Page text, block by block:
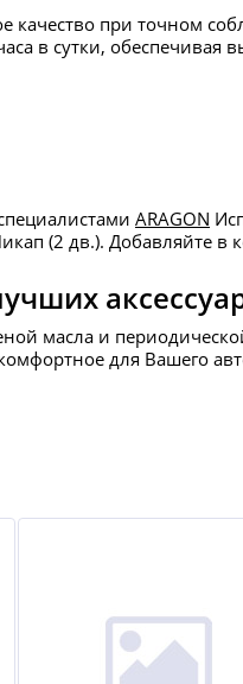
качество при точном
в сутки, обеспечивая
ARAGON
(2 дв.). Добавляйте в
масла и
для Вашего